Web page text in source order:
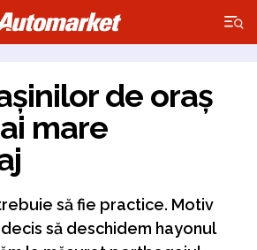
×
de oraș
mare
să fie practice. Motiv
să deschidem hayonul